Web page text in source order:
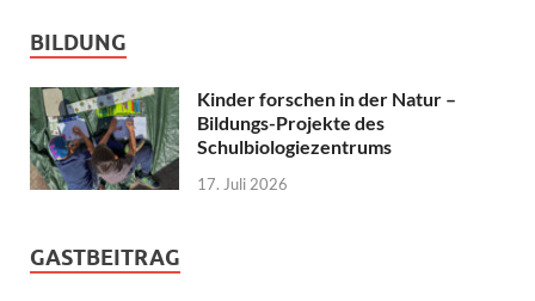
BILDUNG
Kinder forschen in der Natur –
Bildungs-Projekte des
Schulbiologiezentrums
17. Juli 2026
GASTBEITRAG